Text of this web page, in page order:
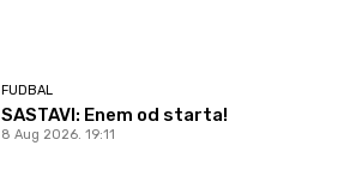
FUDBAL
SASTAVI: Enem od starta!
8 Aug 2026. 19:11